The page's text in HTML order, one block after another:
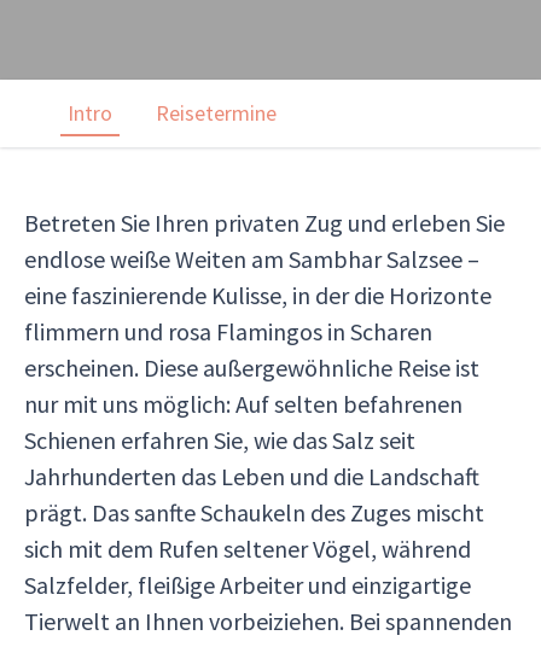
Intro Reisetermine
Betreten Sie Ihren privaten Zug und erleben Sie
endlose weiße Weiten am Sambhar Salzsee –
eine faszinierende Kulisse, in der die Horizonte
flimmern und rosa Flamingos in Scharen
erscheinen. Diese außergewöhnliche Reise ist
nur mit uns möglich: Auf selten befahrenen
Schienen erfahren Sie, wie das Salz seit
Jahrhunderten das Leben und die Landschaft
prägt. Das sanfte Schaukeln des Zuges mischt
sich mit dem Rufen seltener Vögel, während
Salzfelder, fleißige Arbeiter und einzigartige
Tierwelt an Ihnen vorbeiziehen. Bei spannenden